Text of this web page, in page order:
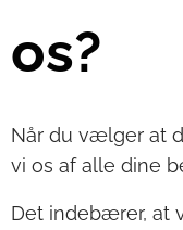
os?
Når du vælger at
vi os af alle dine
Det indebærer, at